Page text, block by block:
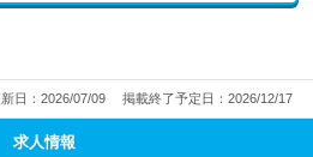
日：2026/07/09 掲載終了予定日：2026/12/17
求人情報